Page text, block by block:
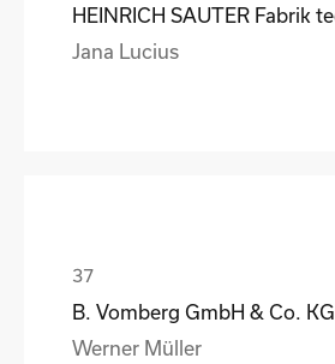
Jana Lucius
B. Vomberg GmbH & Co. KG
Werner Müller